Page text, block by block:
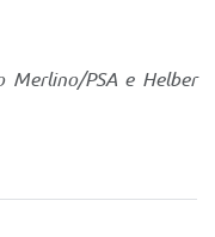
PSA e Helber